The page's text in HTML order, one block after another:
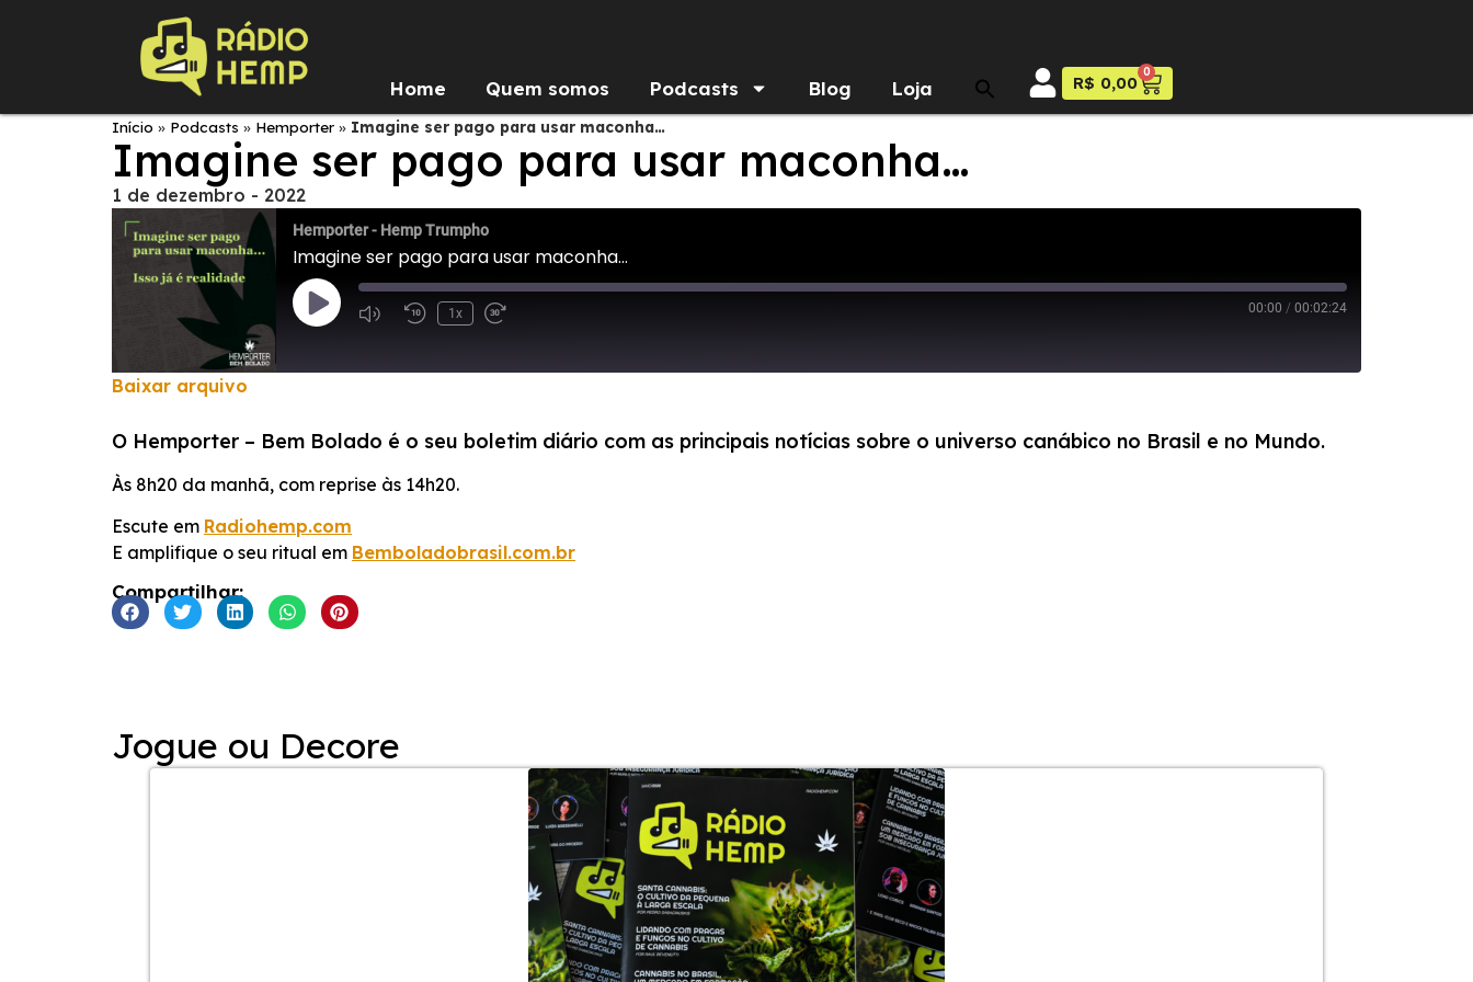
Home Quem somos Podcasts Blog Loja R$ 0,00
0
Início » Podcasts » Hemporter » Imagine ser pago para usar maconha…
Imagine ser pago para usar maconha…
1 de dezembro - 2022
Hemporter - Hemp Trumpho
Imagine ser pago para usar maconha...
1x 00:00 / 00:02:24
FEED RSS
Baixar arquivo
O Hemporter – Bem Bolado é o seu boletim diário com as principais notícias sobre o universo canábico no Brasil e no Mundo.
Às 8h20 da manhã, com reprise às 14h20.
Escute em Radiohemp.com
E amplifique o seu ritual em Bemboladobrasil.com.br
Compartilhar:
Jogue ou Decore